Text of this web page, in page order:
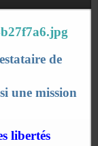
de
une mission
libertés